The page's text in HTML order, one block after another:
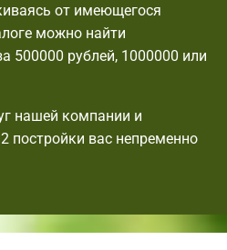
от имеющегося
можно найти
500000 рублей, 1000000 или
нашей компании и
постройки вас непременно